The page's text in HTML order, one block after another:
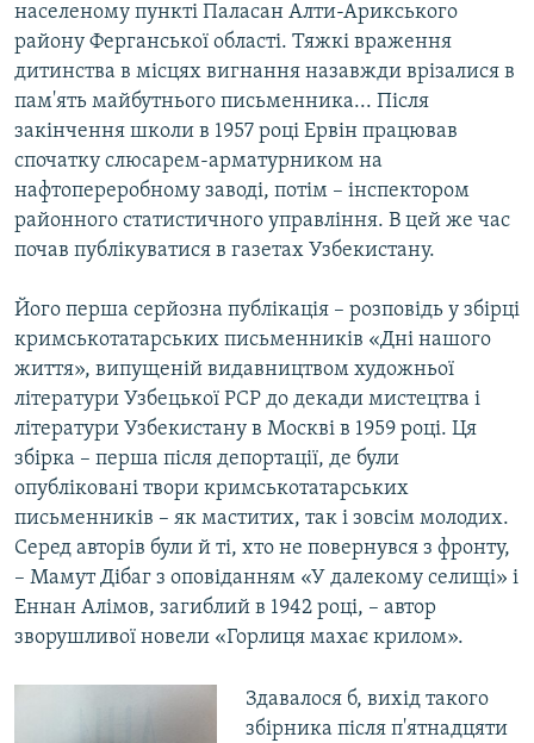
населеному пункті Паласан Алти-Арикського
району Ферганської області. Тяжкі враження
дитинства в місцях вигнання назавжди врізалися в
пам'ять майбутнього письменника... Після
закінчення школи в 1957 році Ервін працював
спочатку слюсарем-арматурником на
нафтопереробному заводі, потім – інспектором
районного статистичного управління. В цей же час
почав публікуватися в газетах Узбекистану.
Його перша серйозна публікація – розповідь у збірці
кримськотатарських письменників «Дні нашого
життя», випущеній видавництвом художньої
літератури Узбецької РСР до декади мистецтва і
літератури Узбекистану в Москві в 1959 році. Ця
збірка – перша після депортації, де були
опубліковані твори кримськотатарських
письменників – як маститих, так і зовсім молодих.
Серед авторів були й ті, хто не повернувся з фронту,
– Мамут Дібаг з оповіданням «У далекому селищі» і
Еннан Алімов, загиблий в 1942 році, – автор
зворушливої новели «Горлиця махає крилом».
Здавалося б, вихід такого
збірника після п'ятнадцяти